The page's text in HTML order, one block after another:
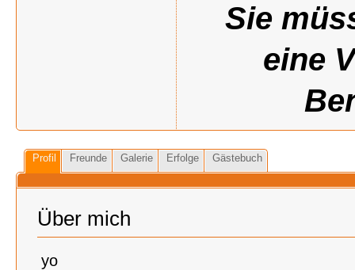
Sie
eine
Profil Freunde Galerie Erfolge Gästebuch
Über mich
yo